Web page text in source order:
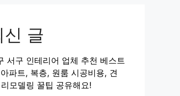
신 글
서구 인테리어 업체 추천 베스트
파트, 복층, 원룸 시공비용, 견
모델링 꿀팁 공유해요!